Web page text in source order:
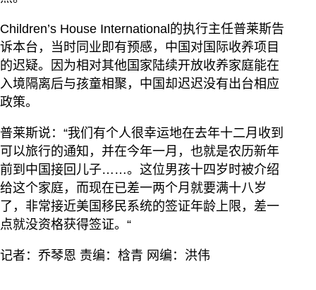
Children’s House International的执行主任普莱斯告
诉本台，当时同业即有预感，中国对国际收养项目
的迟疑。因为相对其他国家陆续开放收养家庭能在
入境隔离后与孩童相聚，中国却迟迟没有出台相应
政策。
普莱斯说：“我们有个人很幸运地在去年十二月收到
可以旅行的通知，并在今年一月，也就是农历新年
前到中国接回儿子……。这位男孩十四岁时被介绍
给这个家庭，而现在已差一两个月就要满十八岁
了，非常接近美国移民系统的签证年龄上限，差一
点就没资格获得签证。“
记者：乔琴恩 责编：梒青 网编：洪伟